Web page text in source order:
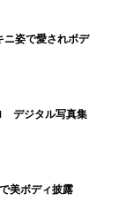
ニ姿で愛されボデ
デジタル写真集
美ボディ披露